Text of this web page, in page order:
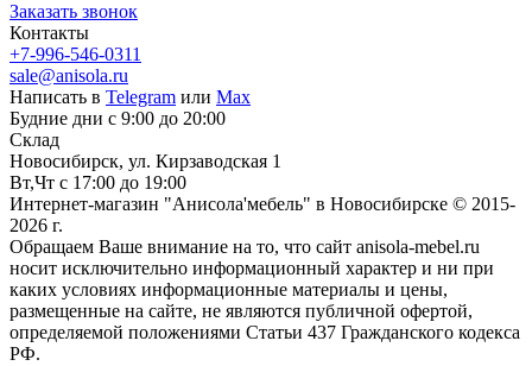
Заказать звонок
Контакты
+7-996-546-0311
sale@anisola.ru
Написать в Telegram или Max
Будние дни с 9:00 до 20:00
Склад
Новосибирск, ул. Кирзаводская 1
Вт,Чт с 17:00 до 19:00
Интернет-магазин "Анисола'мебель" в Новосибирске © 2015-
2026 г.
Обращаем Ваше внимание на то, что сайт anisola-mebel.ru
носит исключительно информационный характер и ни при
каких условиях информационные материалы и цены,
размещенные на сайте, не являются публичной офертой,
определяемой положениями Статьи 437 Гражданского кодекса
РФ.